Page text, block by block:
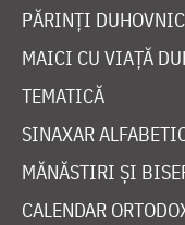
PĂRINȚI
MAICI CU VIAȚĂ
TEMATICĂ
SINAXAR
MĂNĂSTIRI ȘI
CALENDAR